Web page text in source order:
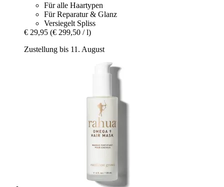
Für alle Haartypen
Für Reparatur & Glanz
Versiegelt Spliss
€ 29,95 (€ 299,50 / l)
Zustellung bis 11. August